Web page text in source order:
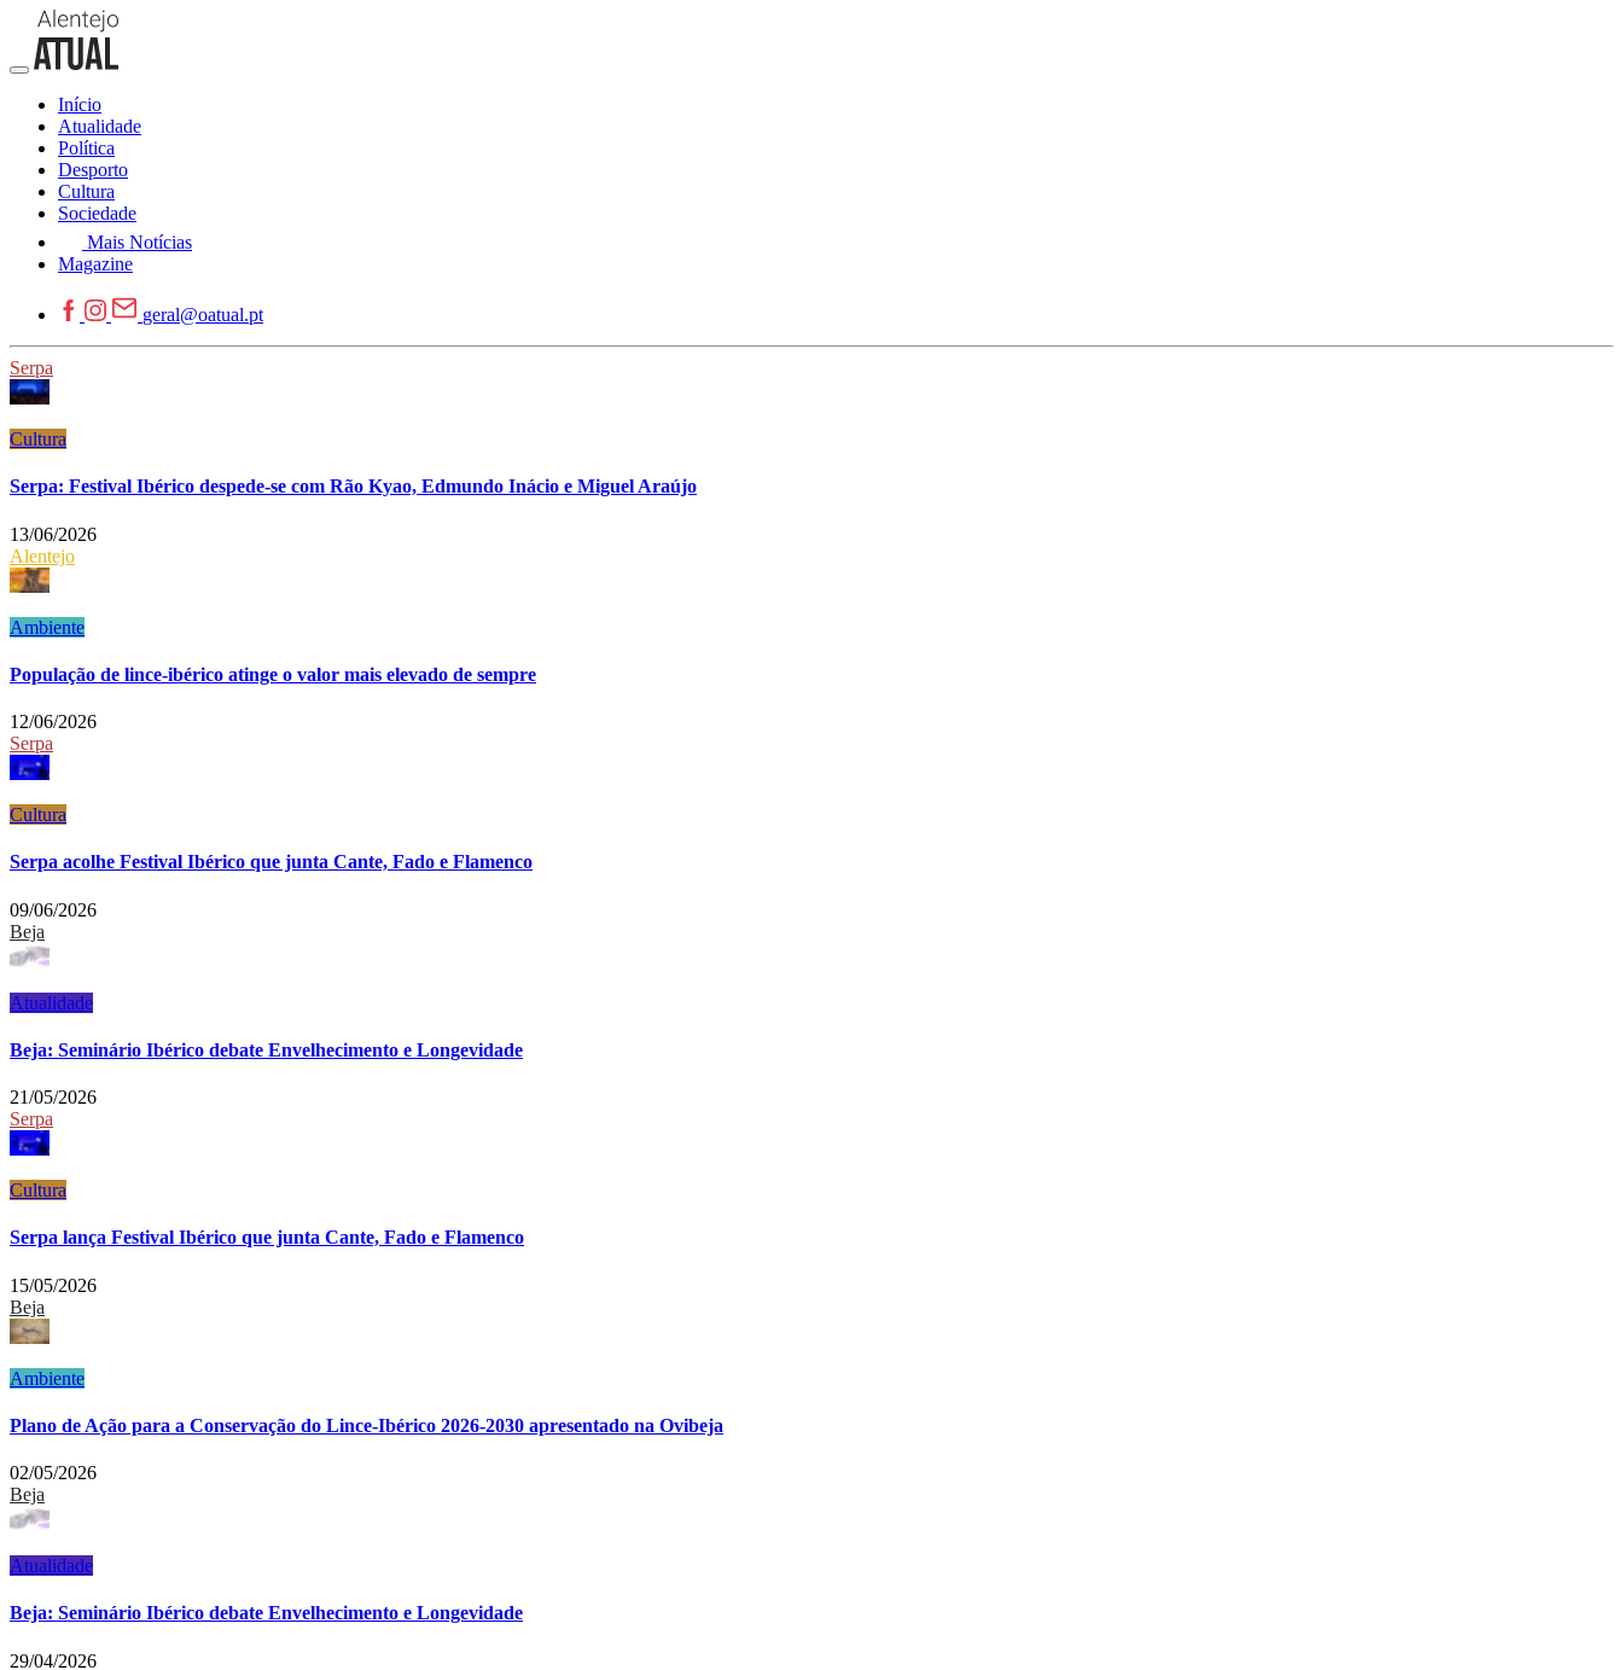
Início
Atualidade
Política
Desporto
Cultura
Sociedade
Mais Notícias
Magazine
geral@oatual.pt
Serpa
Cultura
Serpa: Festival Ibérico despede-se com Rão Kyao, Edmundo Inácio e Miguel Araújo
13/06/2026
Alentejo
Ambiente
População de lince-ibérico atinge o valor mais elevado de sempre
12/06/2026
Serpa
Cultura
Serpa acolhe Festival Ibérico que junta Cante, Fado e Flamenco
09/06/2026
Beja
Atualidade
Beja: Seminário Ibérico debate Envelhecimento e Longevidade
21/05/2026
Serpa
Cultura
Serpa lança Festival Ibérico que junta Cante, Fado e Flamenco
15/05/2026
Beja
Ambiente
Plano de Ação para a Conservação do Lince-Ibérico 2026-2030 apresentado na Ovibeja
02/05/2026
Beja
Atualidade
Beja: Seminário Ibérico debate Envelhecimento e Longevidade
29/04/2026